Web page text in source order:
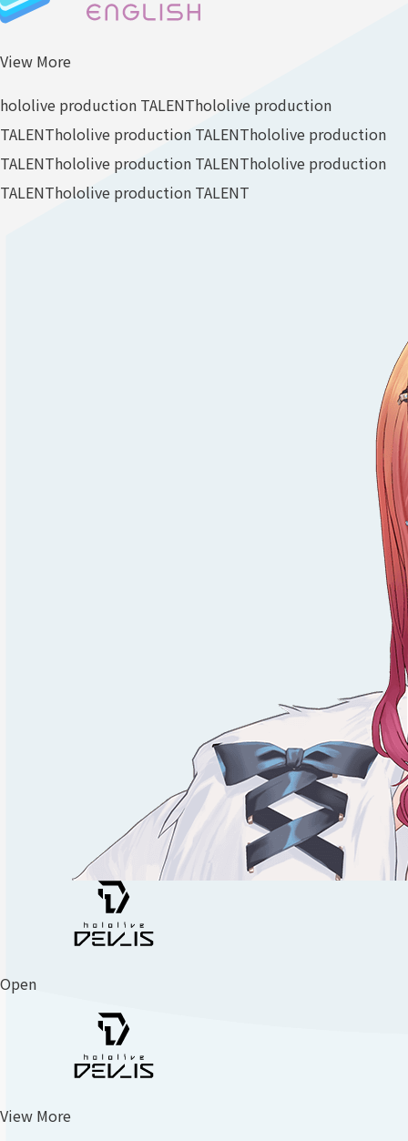
View More
hololive production TALENThololive production
TALENThololive production TALENThololive production
TALENThololive production TALENThololive production
TALENThololive production TALENT
Open
View More